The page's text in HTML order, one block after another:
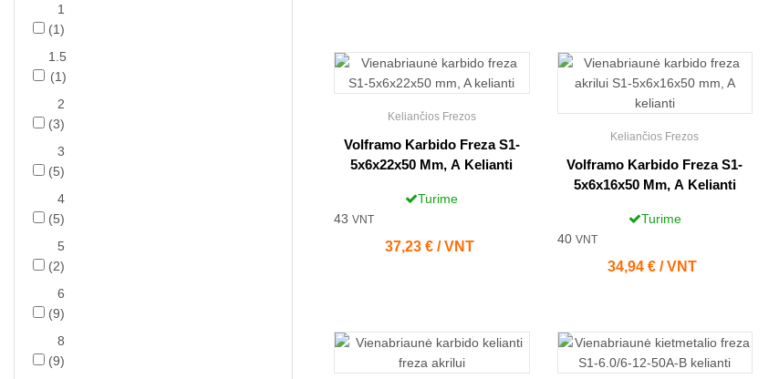
1
(1)
1.5
(1)
2
(3)
3
(5)
4
(5)
5
(2)
6
(9)
8
(9)
Keliančios Frezos
Volframo Karbido Freza S1-
5x6x22x50 Mm, A Kelianti
Turime
43 VNT
Kaina
37,23 € / VNT
Keliančios Frezos
Volframo Karbido Freza S1-
5x6x16x50 Mm, A Kelianti
Turime
40 VNT
Kaina
34,94 € / VNT